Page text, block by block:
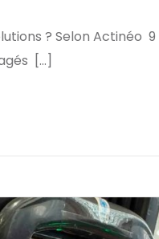
? Selon Actinéo
[…]